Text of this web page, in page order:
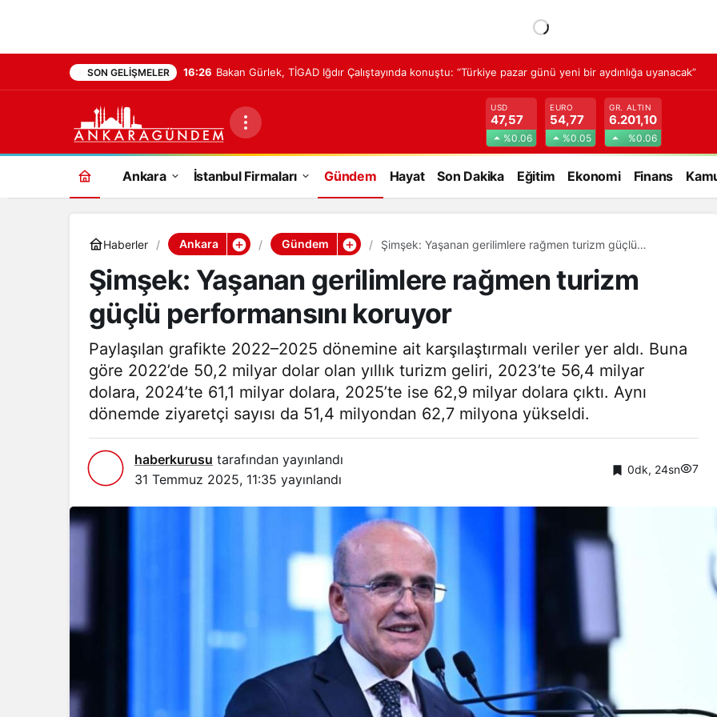
SON GELIŞMELER 16:26 Bakan Gürlek, TİGAD Iğdır Çalıştayında konuştu: “Türkiye pazar günü yeni bir aydınlığa uyanacak”
USD
47,57
%0.06
EURO
54,77
%0.05
GR. ALTIN
6.201,10
%0.06
Ankara İstanbul Firmaları Gündem Hayat Son Dakika Eğitim Ekonomi Finans
Haberler Ankara Gündem
Şimşek: Yaşanan gerilimlere rağmen turizm güçlü
Şimşek: Yaşanan gerilimlere rağmen turizm
güçlü performansını koruyor
Paylaşılan grafikte 2022–2025 dönemine ait karşılaştırmalı veriler yer aldı. Buna
göre 2022’de 50,2 milyar dolar olan yıllık turizm geliri, 2023’te 56,4 milyar
dolara, 2024’te 61,1 milyar dolara, 2025’te ise 62,9 milyar dolara çıktı. Aynı
dönemde ziyaretçi sayısı da 51,4 milyondan 62,7 milyona yükseldi.
haberkurusu tarafından yayınlandı
31 Temmuz 2025, 11:35 yayınlandı
0dk, 24sn 7